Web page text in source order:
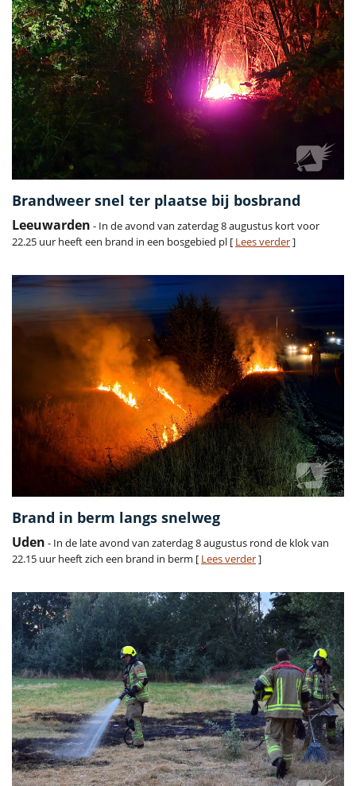
Brandweer snel ter plaatse bij bosbrand
Leeuwarden - In de avond van zaterdag 8 augustus kort voor
22.25 uur heeft een brand in een bosgebied pl [ Lees verder]
Brand in berm langs snelweg
Uden - In de late avond van zaterdag 8 augustus rond de klok van
22.15 uur heeft zich een brand in berm [ Lees verder]